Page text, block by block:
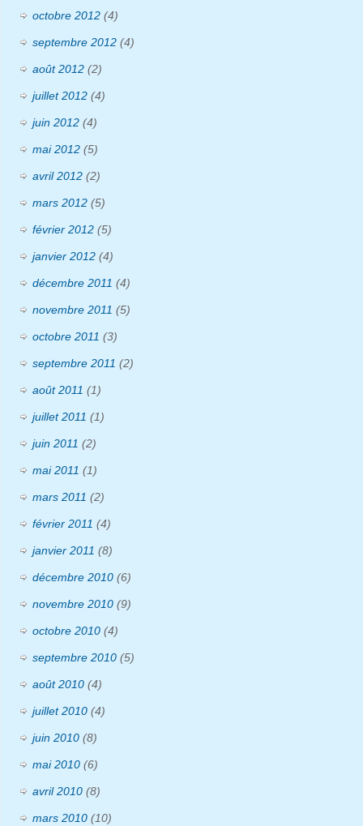
octobre 2012 (4)
septembre 2012 (4)
août 2012 (2)
juillet 2012 (4)
juin 2012 (4)
mai 2012 (5)
avril 2012 (2)
mars 2012 (5)
février 2012 (5)
janvier 2012 (4)
décembre 2011 (4)
novembre 2011 (5)
octobre 2011 (3)
septembre 2011 (2)
août 2011 (1)
juillet 2011 (1)
juin 2011 (2)
mai 2011 (1)
mars 2011 (2)
février 2011 (4)
janvier 2011 (8)
décembre 2010 (6)
novembre 2010 (9)
octobre 2010 (4)
septembre 2010 (5)
août 2010 (4)
juillet 2010 (4)
juin 2010 (8)
mai 2010 (6)
avril 2010 (8)
mars 2010 (10)